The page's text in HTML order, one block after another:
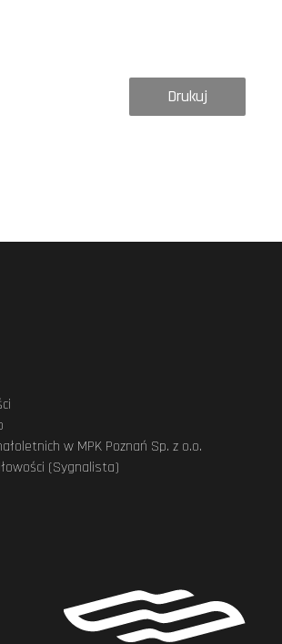
Drukuj
w MPK Poznań Sp. z o.o.
(Sygnalista)